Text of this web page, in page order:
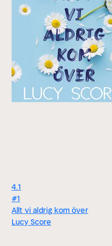
4.1
#1
Allt vi aldrig kom över
Lucy Score